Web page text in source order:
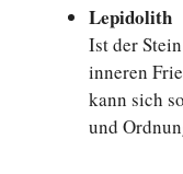
Lepidolith
Ist der
inneren
kann sich
und